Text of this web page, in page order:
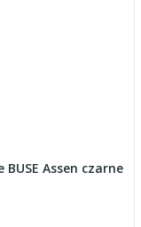
Assen czarne